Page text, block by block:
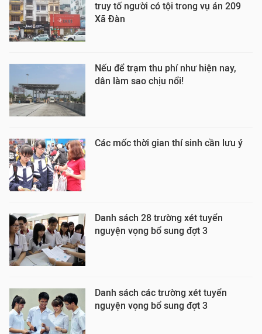
truy tố người có tội trong vụ án 209
Xã Đàn
Nếu để trạm thu phí như hiện nay,
dân làm sao chịu nổi!
Các mốc thời gian thí sinh cần lưu ý
Danh sách 28 trường xét tuyển
nguyện vọng bổ sung đợt 3
Danh sách các trường xét tuyển
nguyện vọng bổ sung đợt 3